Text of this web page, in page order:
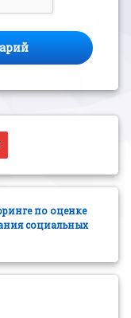
по оценке
социальных